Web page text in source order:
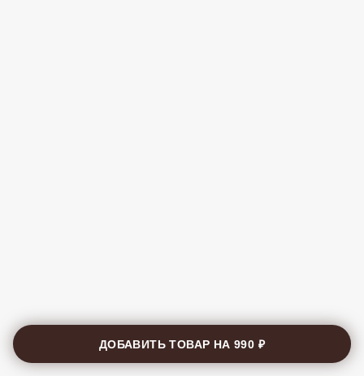
ДОБАВИТЬ ТОВАР НА990 ₽